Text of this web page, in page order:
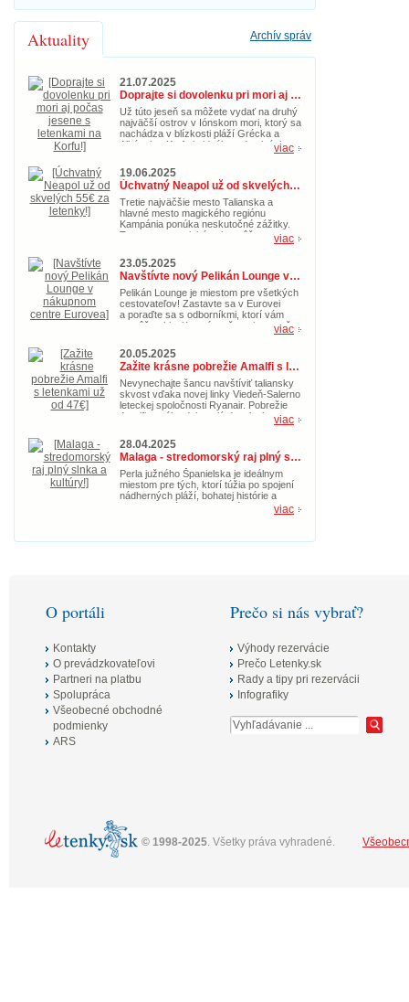
Archív správ
Aktuality
21.07.2025
Doprajte si dovolenku pri mori aj počas jesene s letenkami na Korfu!
Už túto jeseň sa môžete vydať na druhý
najväčší ostrov v Iónskom mori, ktorý sa
nachádza v blízkosti pláží Grécka a
Albánska. Korfu je ideálnou destináciou
nielen na leto, ale aj počas jesene. So
zľavnenými letenkami za cenu od 39€ si
nenechajte ujsť príležitosť zažiť
dobrodružstvo na Korfu.
viac
19.06.2025
Úchvatný Neapol už od skvelých 55€ za letenky!
Tretie najväčšie mesto Talianska a
hlavné mesto magického regiónu
Kampánia ponúka neskutočné zážitky.
Toto gastronomické nebo môžete
letenkami už od 55€. Doprajte si
taliansku idylku s nádherným morom už
teraz.
viac
23.05.2025
Navštívte nový Pelikán Lounge v nákupnom centre Eurovea
Pelikán Lounge je miestom pre všetkých
cestovateľov! Zastavte sa v Eurovei
a poraďte sa s odborníkmi, ktorí vám
pomôžu objaviť nové možnosti pre vaše
ďalšie cestovateľské dobrodružstvo.
viac
20.05.2025
Zažite krásne pobrežie Amalfi s letenkami už od 47€
Nevynechajte šancu navštíviť taliansky
skvost vďaka novej linky Viedeň-Salerno
leteckej spoločnosti Ryanair. Pobrežie
Amalfi ponúka dokonalú dovolenke s
magickou prírodou, pozoruhodnými
pamiatkami a kultúrou. Kúpte si akciové
letenky v hodnote 47€ teraz a doprajte si
idylický letný oddych.
viac
28.04.2025
Malaga - stredomorský raj plný slnka a kultúry!
Perla južného Španielska je ideálnym
miestom pre tých, ktorí túžia po spojení
nádherných pláží, bohatej histórie a
pravej andalúzskej atmosféry. Toto
ponúka niečo pre každého – od
viac
O portáli
Kontakty
O prevádzkovateľovi
Partneri na platbu
Spolupráca
Všeobecné obchodné
podmienky
ARS
Prečo si nás vybrať?
Výhody rezervácie
Prečo Letenky.sk
Rady a tipy pri rezervácii
Infografiky
© 1998-2025. Všetky práva vyhradené.